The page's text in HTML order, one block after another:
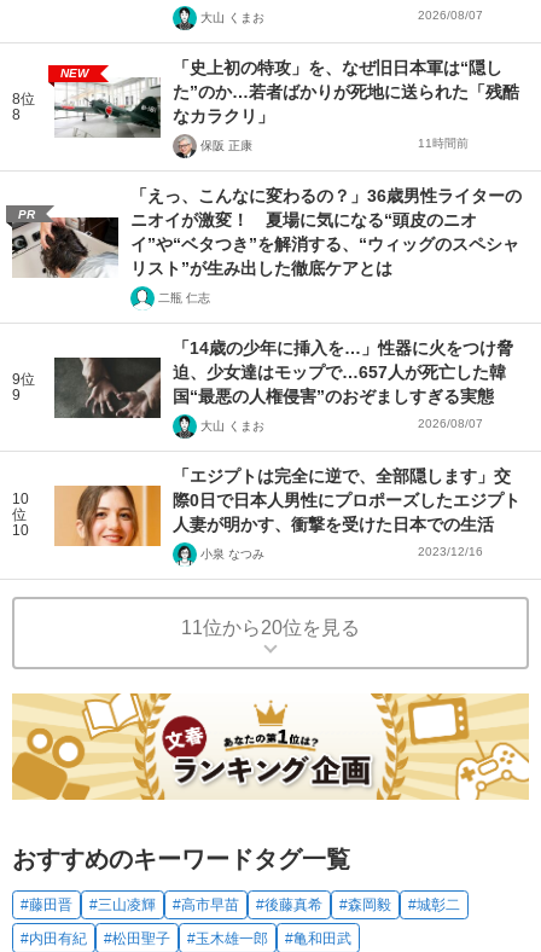
大山 くまお 2026/08/07
8位
8
NEW
「史上初の特攻」を、なぜ旧日本軍は“隠し
た”のか…若者ばかりが死地に送られた「残酷
なカラクリ」
保阪 正康 11時間前
PR
「えっ、こんなに変わるの？」36歳男性ライターの
ニオイが激変！ 夏場に気になる“頭皮のニオ
イ”や“ベタつき”を解消する、“ウィッグのスペシャ
リスト”が生み出した徹底ケアとは
二瓶 仁志
9位
9
「14歳の少年に挿入を…」性器に火をつけ脅
迫、少女達はモップで…657人が死亡した韓
国“最悪の人権侵害”のおぞましすぎる実態
大山 くまお 2026/08/07
10
位
10
「エジプトは完全に逆で、全部隠します」交
際0日で日本人男性にプロポーズしたエジプト
人妻が明かす、衝撃を受けた日本での生活
小泉 なつみ 2023/12/16
11位から20位を見る
おすすめのキーワードタグ一覧
#藤田晋 #三山凌輝 #高市早苗 #後藤真希 #森岡毅
#城彰二
#内田有紀
#松田聖子 #玉木雄一郎 #亀和田武